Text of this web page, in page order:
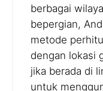
berbagai
bepergian,
metode
dengan lokasi
jika berada di
untuk